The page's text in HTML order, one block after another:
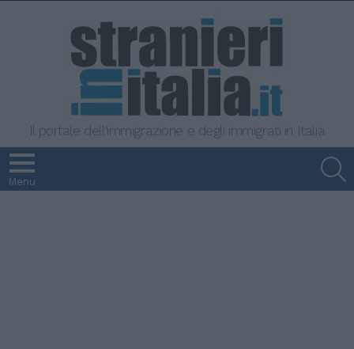
Il portale dell'immigrazione e degli immigrati in Italia
Menu